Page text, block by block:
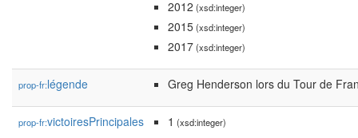
2012 (xsd:integer)
2015(xsd:integer)
2017(xsd:integer)
prop-fr:légende Greg Henderson lors du Tour de
prop-fr:victoiresPrincipales 1 (xsd:integer)